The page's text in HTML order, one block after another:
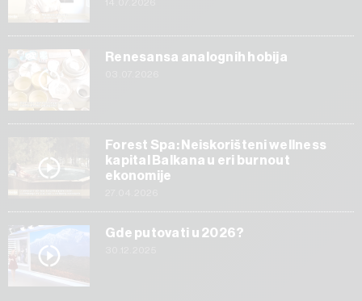
Renesansa analognih hobija
Forest Spa: Neiskorišteni wellness
kapital Balkana u eri burnout
ekonomije
Gde putovati u 2026?